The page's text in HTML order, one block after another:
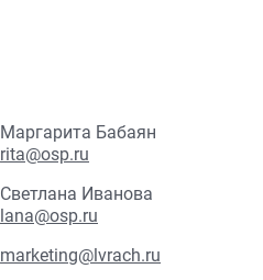
Маргарита Бабаян
rita@osp.ru
Светлана Иванова
lana@osp.ru
marketing@lvrach.ru